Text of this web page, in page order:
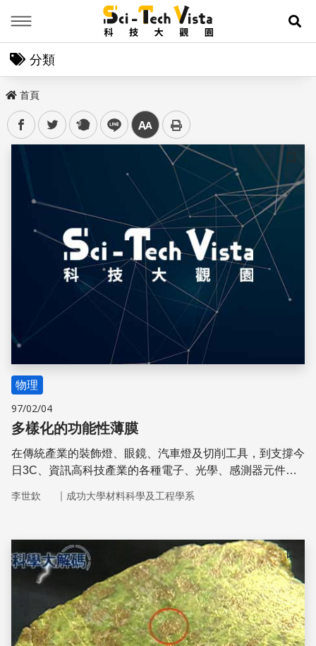
展
分類
首頁
facebooktwitter plurk line 中
儲存
物理
97/02/04
多樣化的功能性薄膜
在傳統產業的裝飾燈、眼鏡、汽車燈及切削工具，到支撐今
日3C、資訊高科技產業的各種電子、光學、感測器元件等
李世欽 ｜ 成功大學材料科學及工程學系
儲存